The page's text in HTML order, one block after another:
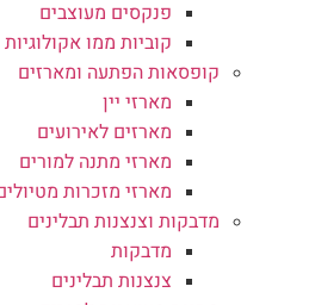
פנקסים מעוצבים
קוביות ממו אקולוגיות
קופסאות הפתעה ומארזים
מארזי יין
מארזים לאירועים
מארזי מתנה למורים
מארזי מזכרות מטיולים
מדבקות וצנצנות תבלינים
מדבקות
צנצנות תבלינים